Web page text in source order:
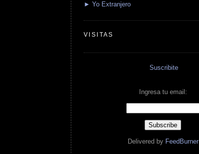
► Yo Extranjero
VISITAS
Suscribite
Ingresa tu email:
Delivered by FeedBurner